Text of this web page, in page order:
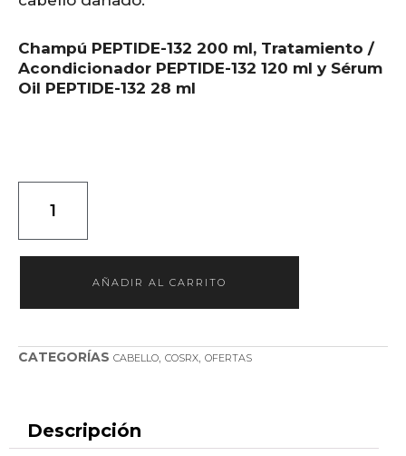
Champú PEPTIDE-132 200 ml, Tratamiento /
Acondicionador PEPTIDE-132 120 ml y Sérum
Oil PEPTIDE-132 28 ml
AÑADIR AL CARRITO
CATEGORÍAS CABELLO, COSRX, OFERTAS
Descripción